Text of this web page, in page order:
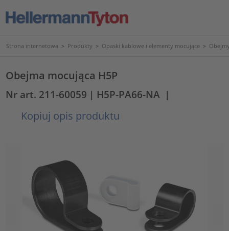
Strona internetowa > Produkty > Opaski kablowe i elementy mocujące >
Obejma mocująca H5P
Nr art. 211-60059 | H5P-PA66-NA |
Kopiuj opis produktu